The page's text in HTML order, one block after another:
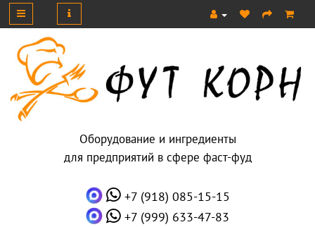
Оборудование и ингредиенты
для предприятий в сфере фаст-фуд
+7 (918) 085-15-15
+7 (999) 633-47-83